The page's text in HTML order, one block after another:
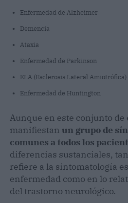
Enfermedad de Alzheimer
Demencia
Ataxia
Enfermedad de Parkinson
ELA (Esclerosis Lateral Amiotrófica)
Enfermedad de Huntington
Aunque en este conjunto de
manifiestan un grupo de
comunes a todos los
diferencias sustanciales,
refiere a la sintomatología
enfermedad como en lo
del trastorno neurológico.